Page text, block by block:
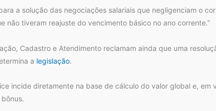
a solução das negociações salariais que negligenciam o
não tiveram reajuste do vencimento básico no ano corrente.”
Cadastro e Atendimento reclamam ainda que uma
a legislação.
incide diretamente na base de cálculo do valor global e,